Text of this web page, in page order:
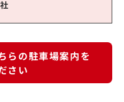
らの駐車場案内を
さい